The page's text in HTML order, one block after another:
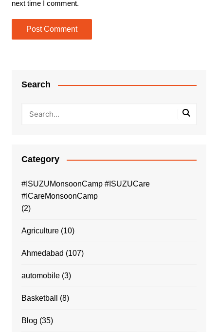
next time I comment.
Search
Category
#ISUZUMonsoonCamp #ISUZUCare
#ICareMonsoonCamp
(2)
Agriculture(10)
Ahmedabad (107)
automobile(3)
Basketball (8)
Blog (35)